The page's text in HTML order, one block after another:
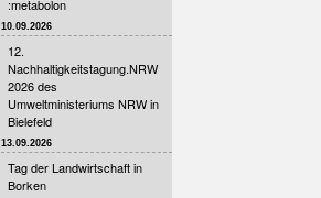
:metabolon
10.09.2026
12.
Nachhaltigkeitstagung.NRW
2026 des
Umweltministeriums NRW in
Bielefeld
13.09.2026
Tag der Landwirtschaft in
Borken